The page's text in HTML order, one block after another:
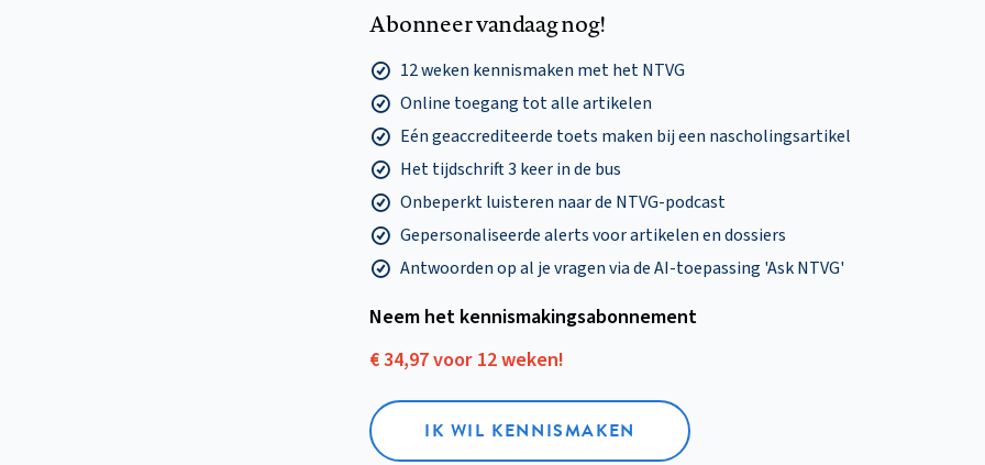
Abonneer vandaag nog!
12 weken kennismaken met het NTVG
Online toegang tot alle artikelen
Eén geaccrediteerde toets maken bij een nascholingsartikel
Het tijdschrift 3 keer in de bus
Onbeperkt luisteren naar de NTVG-podcast
Gepersonaliseerde alerts voor artikelen en dossiers
Antwoorden op al je vragen via de AI-toepassing 'Ask NTVG'
Neem het kennismakings­abonnement
€ 34,97 voor 12 weken!
IK WIL KENNISMAKEN